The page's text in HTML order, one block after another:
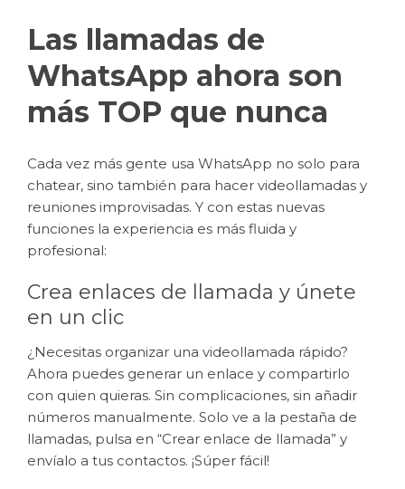
Las llamadas de
WhatsApp ahora son
más TOP que nunca
Cada vez más gente usa WhatsApp no solo para
chatear, sino también para hacer videollamadas y
reuniones improvisadas. Y con estas nuevas
funciones la experiencia es más fluida y
profesional:
Crea enlaces de llamada y únete
en un clic
¿Necesitas organizar una videollamada rápido?
Ahora puedes generar un enlace y compartirlo
con quien quieras. Sin complicaciones, sin añadir
números manualmente. Solo ve a la pestaña de
llamadas, pulsa en “Crear enlace de llamada” y
envíalo a tus contactos. ¡Súper fácil!